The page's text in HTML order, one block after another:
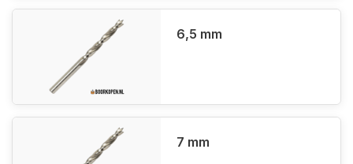
6,5 mm
7 mm